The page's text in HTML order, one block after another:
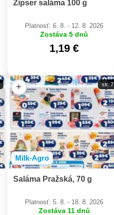
Zipser saláma 100 g
Platnosť: 6. 8. - 12. 8. 2026
Zostáva 5 dnů
1,19 €
+
Milk-Agro
str. 7
Saláma Pražská, 70 g
Platnosť: 5. 8. - 18. 8. 2026
Zostáva 11 dnů